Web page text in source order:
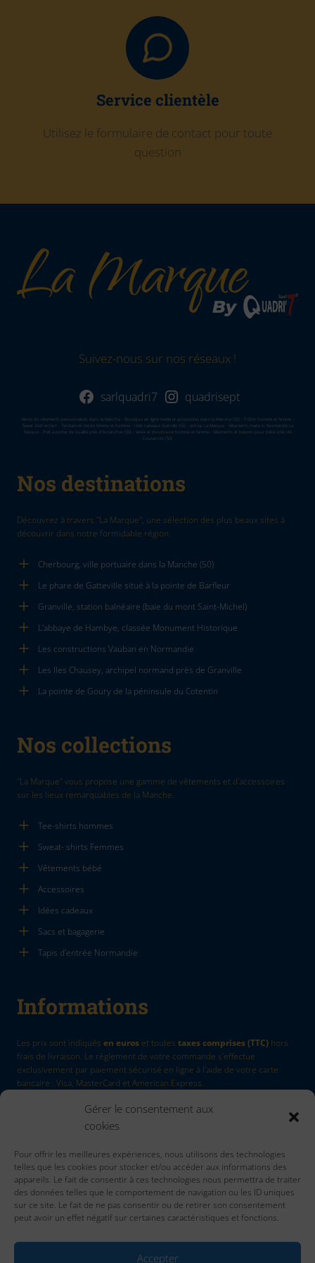
Gérer le consentement aux
cookies
Pour offrir les meilleures expériences, nous utilisons des technologies
telles que les cookies pour stocker et/ou accéder aux informations des
appareils. Le fait de consentir à ces technologies nous permettra de traiter
des données telles que le comportement de navigation ou les ID uniques
sur ce site. Le fait de ne pas consentir ou de retirer son consentement
peut avoir un effet négatif sur certaines caractéristiques et fonctions.
Accepter
Service clientèle
Utilisez le formulaire de contact pour toute
question
Suivez-nous sur nos réseaux !
sarlquadri7 quadrisept
Vente de vêtements personnalisés dans la Manche - Boutique en ligne textile et accessoires dans la Manvhe (50) - T-Shirt homme et femme -
Sweat shirt enfant - Tendances mode femme et homme - Idée cadeaux Granville (50) - eshop La Marque - Vêtements made in Normandie La
Marque - Prêt à porter de qualité près d'Avranches (50) - Veste et doudoune homme et femme - Vêtements et bavoirs pour bébé près de
Coutances (50)
Nos destinations
Découvrez à travers "La Marque", une sélection des plus beaux sites à
découvrir dans notre formidable région.
Cherbourg, ville portuaire dans la Manche (50)
Le phare de Gatteville situé à la pointe de Barfleur
Granville, station balnéaire (baie du mont Saint-Michel)
L'abbaye de Hambye, classée Monument Historique
Les constructions Vauban en Normandie
Les Iles Chausey, archipel normand près de Granville
La pointe de Goury de la péninsule du Cotentin
Nos collections
"La Marque" vous propose une gamme de vêtements et d'accessoires
sur les lieux remarquables de la Manche.
Tee-shirts hommes
Sweat- shirts Femmes
Vêtements bébé
Accessoires
Idées cadeaux
Sacs et bagagerie
Tapis d'entrée Normandie
Informations
Les prix sont indiqués en euros et toutes taxes comprises (TTC) hors
frais de livraison. Le règlement de votre commande s’effectue
exclusivement par paiement sécurisé en ligne à l’aide de votre carte
bancaire : Visa, MasterCard et American Express.
by Quadri7
Contactez nous
Accueil